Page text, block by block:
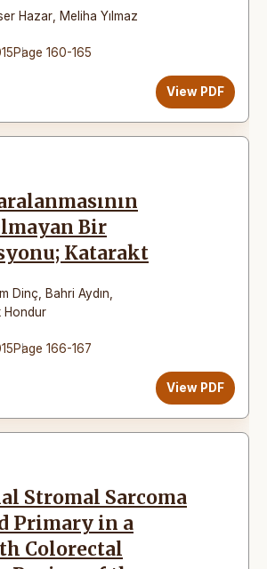
Hazar Meliha Yılmaz
Page 160-165
View PDF
Bir
Katarakt
Dinç Bahri Aydın
Hondur
Page 166-167
View PDF
Stromal Sarcoma
Primary in a
Colorectal